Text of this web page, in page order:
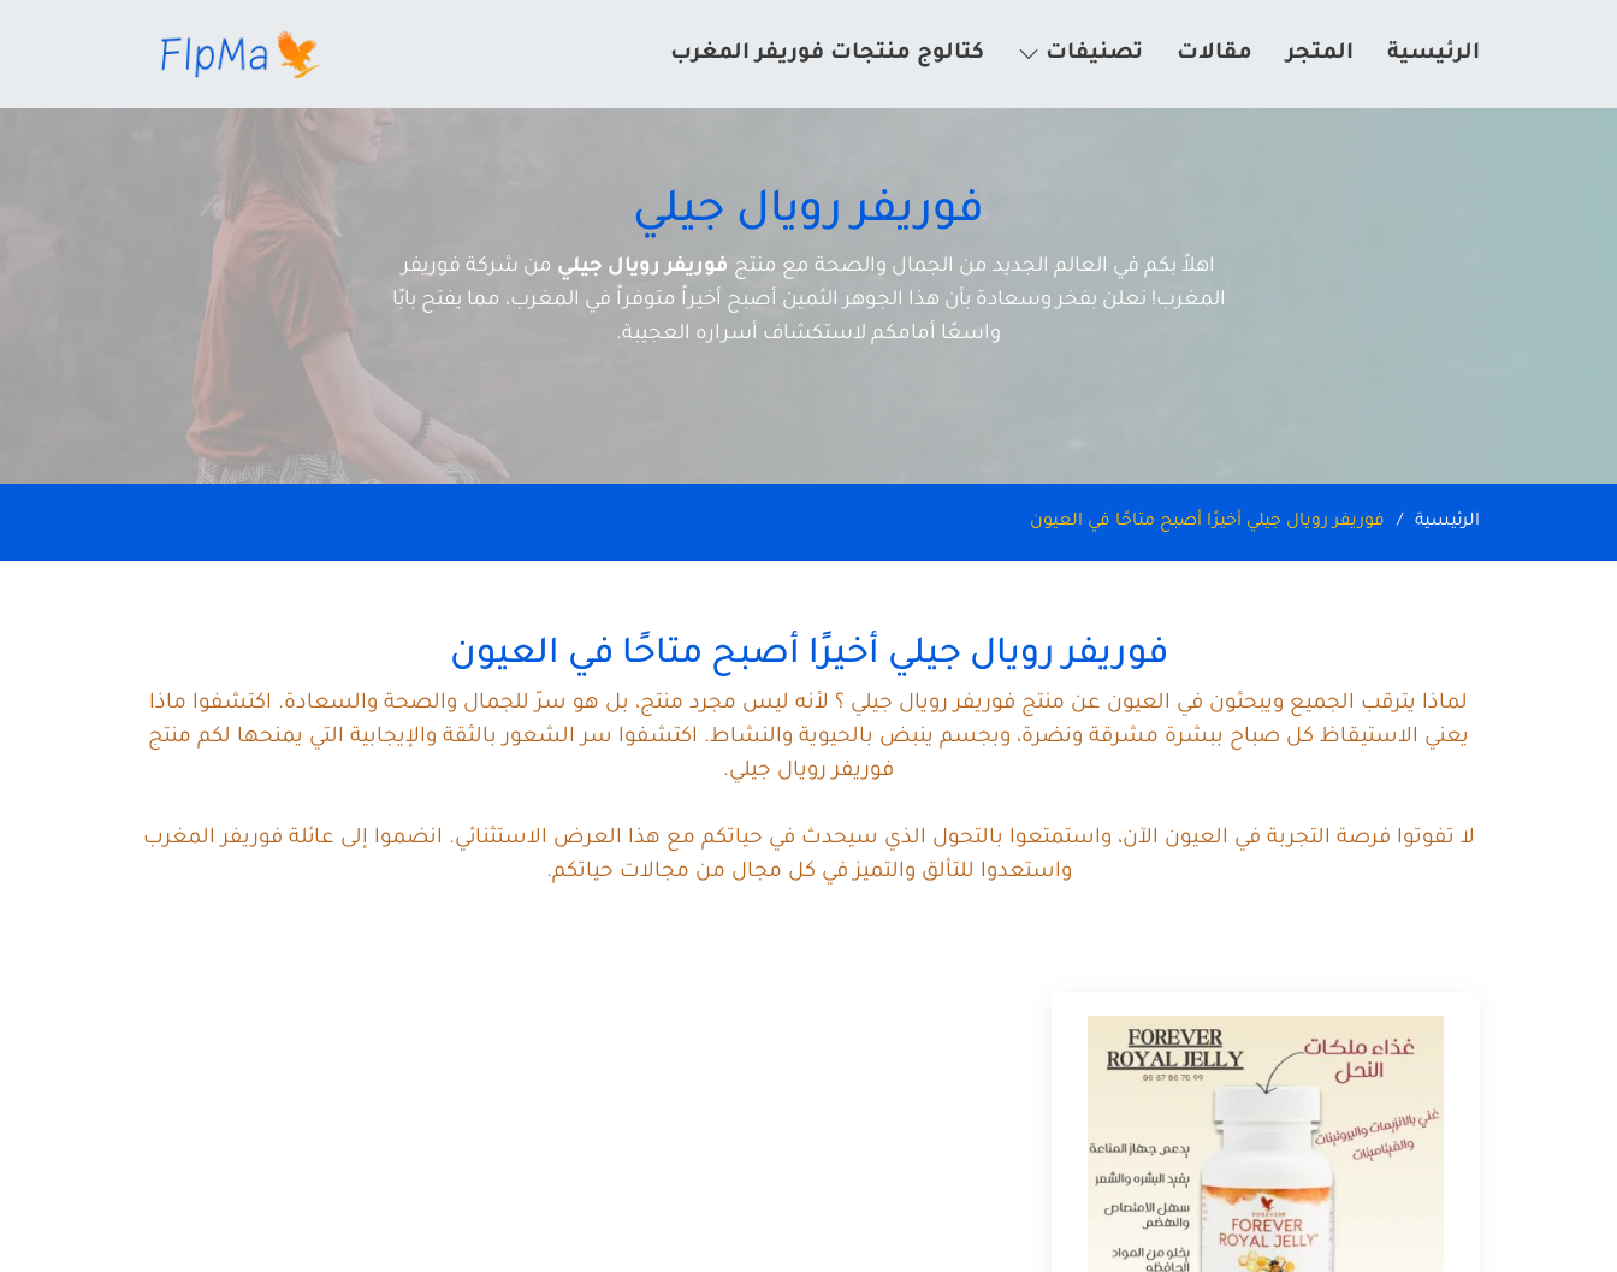
الرئيسية المتجر مقالات تصنيفات كتالوج منتجات فوريفر المغرب
فوريفر رويال جيلي
اهلاً بكم في العالم الجديد من الجمال والصحة مع منتج فوريفر رويال جيلي من شركة فوريفر
المغرب! نعلن بفخر وسعادة بأن هذا الجوهر الثمين أصبح أخيراً متوفراً في المغرب، مما يفتح بابًا
واسعًا أمامكم لاستكشاف أسراره العجيبة.
الرئيسية فوريفر رويال جيلي أخيرًا أصبح متاحًا في العيون
فوريفر رويال جيلي أخيرًا أصبح متاحًا في العيون
لماذا يترقب الجميع ويبحثون في العيون عن منتج فوريفر رويال جيلي ؟ لأنه ليس مجرد منتج، بل هو سرّ للجمال والصحة والسعادة. اكتشفوا ماذا
يعني الاستيقاظ كل صباح ببشرة مشرقة ونضرة، وبجسم ينبض بالحيوية والنشاط. اكتشفوا سر الشعور بالثقة والإيجابية التي يمنحها لكم منتج
فوريفر رويال جيلي.
لا تفوتوا فرصة التجربة في العيون الآن، واستمتعوا بالتحول الذي سيحدث في حياتكم مع هذا العرض الاستثنائي. انضموا إلى عائلة فوريفر المغرب
واستعدوا للتألق والتميز في كل مجال من مجالات حياتكم.